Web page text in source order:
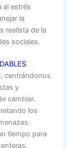
al estrés
la
realista de la
sociales.
centrándonos
y
cambiar.
los
tiempo para